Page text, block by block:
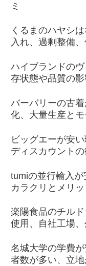
ミ
くるまのハヤシ
入れ、過剰整備
ハイブランドの
存状態や品質の
バーバリーの古
化、大量生産と
ビッグエーが安
ディスカウント
tumiの並行輸入
カラクリとメリ
楽陽食品のチル
使用、自社工場
名城大学の学費
者数が多い、立